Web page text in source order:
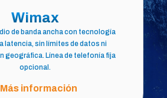
Wimax
de banda ancha con tecnología
latencia, sin límites de datos ni
geográfica. Línea de telefonía fija
opcional.
Más información